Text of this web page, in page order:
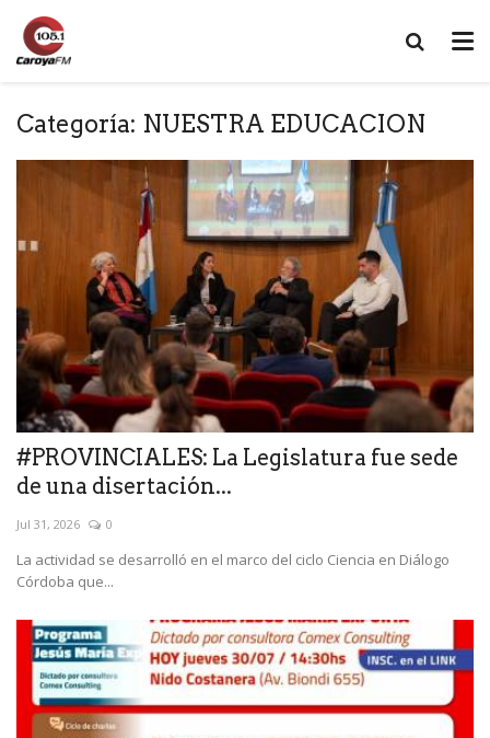
Categoría: NUESTRA EDUCACION
#PROVINCIALES: La Legislatura fue sede
de una disertación...
Jul 31, 2026 0
La actividad se desarrolló en el marco del ciclo Ciencia en Diálogo
Córdoba que...